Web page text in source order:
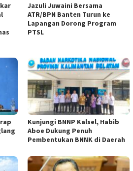
Jazuli Juwaini Bersama
ATR/BPN Banten Turun ke
Lapangan Dorong Program
PTSL
Kunjungi BNNP Kalsel, Habib
Aboe Dukung Penuh
Pembentukan BNNK di Daerah